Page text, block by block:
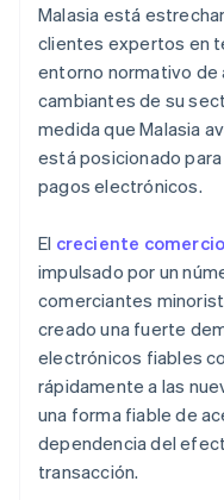
Malasia está
clientes expertos en
entorno normativo de
cambiantes de su
medida que Malasia
está posicionado
pagos electrónicos.
El creciente
impulsado por un
comerciantes
creado una fuerte
electrónicos fiables
rápidamente a las
una forma fiable de
dependencia del
transacción.